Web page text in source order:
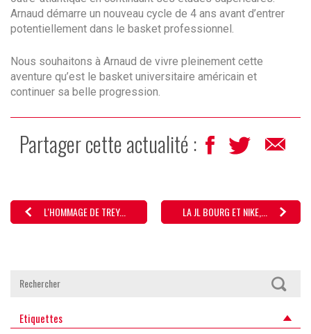
Arnaud démarre un nouveau cycle de 4 ans avant d’entrer
potentiellement dans le basket professionnel.
Nous souhaitons à Arnaud de vivre pleinement cette
aventure qu’est le basket universitaire américain et
continuer sa belle progression.
Partager cette actualité :
L'HOMMAGE DE TREY... LA JL BOURG ET NIKE,...
Etiquettes